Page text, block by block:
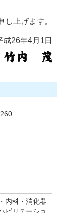
し上げます。
成26年4月1日
260
内科・消化器
ビリテーショ